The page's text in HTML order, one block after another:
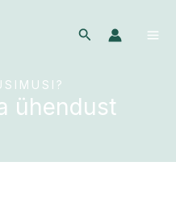
Search
ühendust